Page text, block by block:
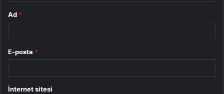
Ad *
E-posta *
İnternet sitesi